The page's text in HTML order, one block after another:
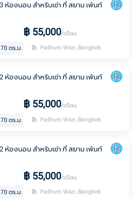
ห้องนอน สำหรับเช่า ที่ สยาม เพ้นท์
฿ 55,000/เดือน
ตร.ม. Pathum Wan, Bangkok
ห้องนอน สำหรับเช่า ที่ สยาม เพ้นท์
฿ 55,000/เดือน
ตร.ม. Pathum Wan, Bangkok
ห้องนอน สำหรับเช่า ที่ สยาม เพ้นท์
฿ 55,000/เดือน
ตร.ม. Pathum Wan, Bangkok